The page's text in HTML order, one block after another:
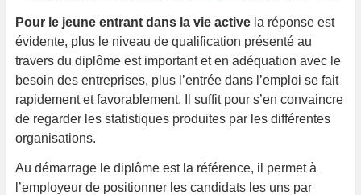
Pour le jeune entrant dans la vie activela réponse est
évidente, plus le niveau de qualification présenté au
travers du diplôme est important et en adéquation avec le
besoin des entreprises, plus l’entrée dans l’emploi se fait
rapidement et favorablement. Il suffit pour s’en convaincre
de regarder les statistiques produites par les différentes
organisations.
Au démarrage le diplôme est la référence, il permet à
l’employeur de positionner les candidats les uns par